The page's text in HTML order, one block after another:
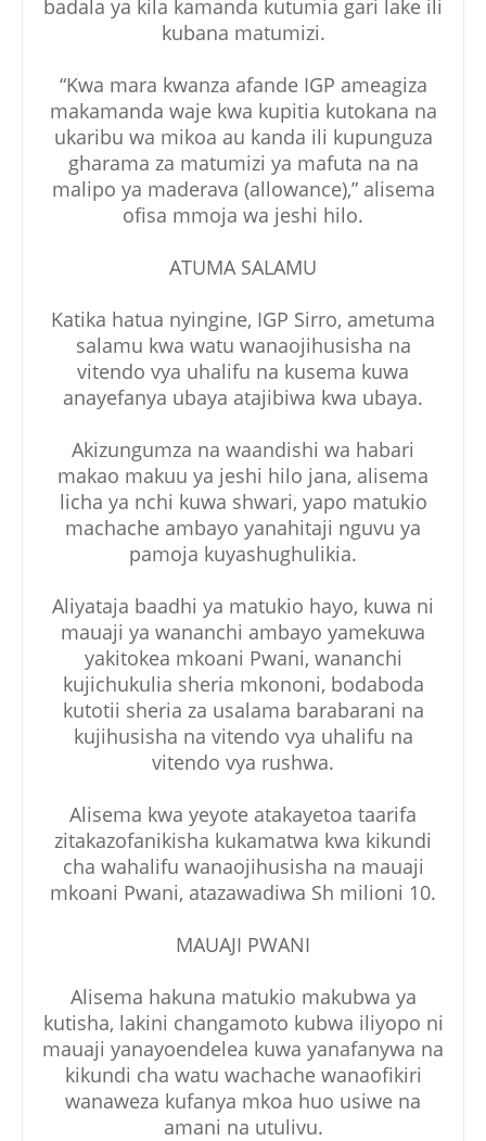
badala ya kila kamanda kutumia gari lake ili
kubana matumizi.
“Kwa mara kwanza afande IGP ameagiza
makamanda waje kwa kupitia kutokana na
ukaribu wa mikoa au kanda ili kupunguza
gharama za matumizi ya mafuta na na
malipo ya maderava (allowance),” alisema
ofisa mmoja wa jeshi hilo.
ATUMA SALAMU
Katika hatua nyingine, IGP Sirro, ametuma
salamu kwa watu wanaojihusisha na
vitendo vya uhalifu na kusema kuwa
anayefanya ubaya atajibiwa kwa ubaya.
Akizungumza na waandishi wa habari
makao makuu ya jeshi hilo jana, alisema
licha ya nchi kuwa shwari, yapo matukio
machache ambayo yanahitaji nguvu ya
pamoja kuyashughulikia.
Aliyataja baadhi ya matukio hayo, kuwa ni
mauaji ya wananchi ambayo yamekuwa
yakitokea mkoani Pwani, wananchi
kujichukulia sheria mkononi, bodaboda
kutotii sheria za usalama barabarani na
kujihusisha na vitendo vya uhalifu na
vitendo vya rushwa.
Alisema kwa yeyote atakayetoa taarifa
zitakazofanikisha kukamatwa kwa kikundi
cha wahalifu wanaojihusisha na mauaji
mkoani Pwani, atazawadiwa Sh milioni 10.
MAUAJI PWANI
Alisema hakuna matukio makubwa ya
kutisha, lakini changamoto kubwa iliyopo ni
mauaji yanayoendelea kuwa yanafanywa na
kikundi cha watu wachache wanaofikiri
wanaweza kufanya mkoa huo usiwe na
amani na utulivu.